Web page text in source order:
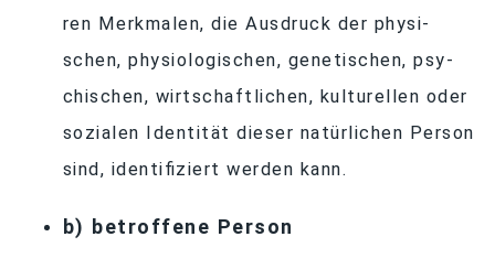
ren Merk­ma­len, die Aus­druck der phy­si­
schen, phy­sio­lo­gi­schen, ge­ne­ti­schen, psy­
chi­schen, wirt­schaft­li­chen, kul­tu­rel­len oder
so­zia­len Iden­ti­tät die­ser na­tür­li­chen Per­son
sind, iden­ti­fi­ziert wer­den kann.
b) be­trof­fene Person